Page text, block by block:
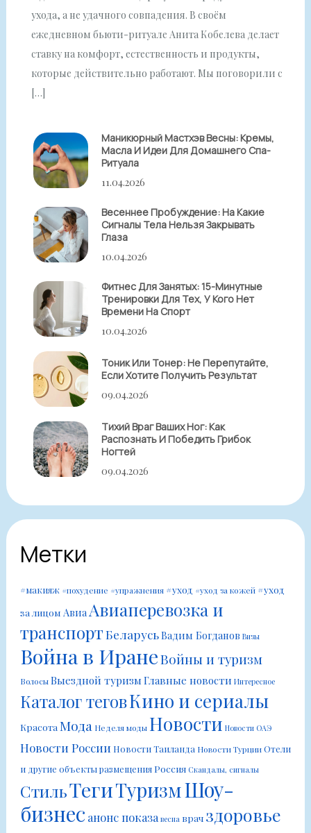
ухода, а не удачного совпадения. В своём
ежедневном бьюти-ритуале Анита Кобелева делает
ставку на комфорт, естественность и продукты,
которые действительно работают. Мы поговорили с
[…]
Маникюрный Мастхэв Весны: Кремы,
Масла И Идеи Для Домашнего Спа-
Ритуала
11.04.2026
Весеннее Пробуждение: На Какие
Сигналы Тела Нельзя Закрывать
Глаза
10.04.2026
Фитнес Для Занятых: 15-Минутные
Тренировки Для Тех, У Кого Нет
Времени На Спорт
10.04.2026
Тоник Или Тонер: Не Перепутайте,
Если Хотите Получить Результат
09.04.2026
Тихий Враг Ваших Ног: Как
Распознать И Победить Грибок
Ногтей
09.04.2026
Метки
#макияж #похудение #упражнения #уход #уход за кожей #уход
за лицом Авиа Авиаперевозка и
транспортБеларусьВадим Богданов Визы
Война в ИранеВойны и туризм
ВолосыВыездной туризмГлавные новости Интересное
Каталог теговКино и сериалы
Красота Мода Неделя моды Новости Новости ОАЭ
Новости России Новости Таиланда Новости ТурцииОтели
и другие объекты размещенияРоссия Скандалы, сигналы
СтильТегиТуризмШоу-
бизнес анонс показа весна врач здоровье